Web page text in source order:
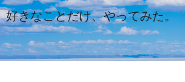
好きなことだけ、やってみた。